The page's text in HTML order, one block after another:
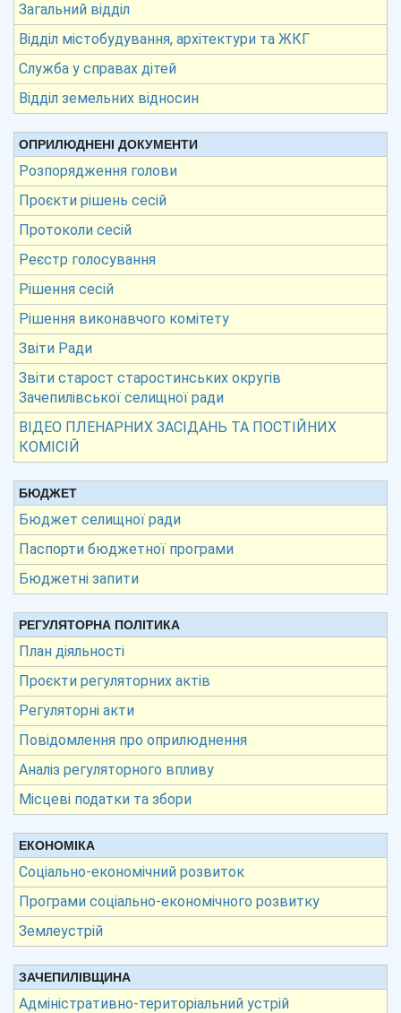
Загальний відділ
Відділ містобудування, архітектури та ЖКГ
Служба у справах дітей
Відділ земельних відносин
ОПРИЛЮДНЕНІ ДОКУМЕНТИ
Розпорядження голови
Проєкти рішень сесій
Протоколи сесій
Реєстр голосування
Рішення сесій
Рішення виконавчого комітету
Звіти Ради
Звіти старост старостинських округів
Зачепилівської селищної ради
ВІДЕО ПЛЕНАРНИХ ЗАСІДАНЬ ТА ПОСТІЙНИХ
КОМІСІЙ
БЮДЖЕТ
Бюджет селищної ради
Паспорти бюджетної програми
Бюджетні запити
РЕГУЛЯТОРНА ПОЛІТИКА
План діяльності
Проєкти регуляторних актів
Регуляторні акти
Повідомлення про оприлюднення
Аналіз регуляторного впливу
Місцеві податки та збори
ЕКОНОМІКА
Соціально-економічний розвиток
Програми соціально-економічного розвитку
Землеустрій
ЗАЧЕПИЛІВЩИНА
Адміністративно-територіальний устрій